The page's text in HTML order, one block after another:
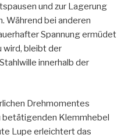
und zur Lagerung
Während bei anderen
Spannung ermüdet
wird, bleibt der
innerhalb der
Drehmomentes
betätigenden Klemmhebel
Lupe erleichtert das